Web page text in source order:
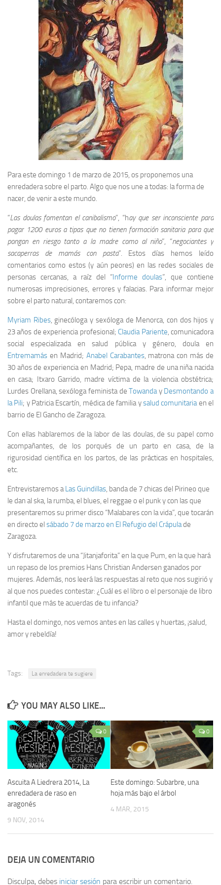
Para este domingo 1 de marzo de 2015, os proponemos una
enredadera sobre el parto. Algo que nos une a todas: la forma de
nacer, de venir a este mundo.
“Las doulas fomentan el canibalismo”, “hay que ser inconsciente para
pagar 1200 euros a tipas que no tienen formación sanitaria para que
pongan en riesgo tanto a la madre como al niño”, “negociantes y
sacaperras de mamás con pasta”. Estos días hemos leído
comentarios como estos (y aún peores) en las redes sociales de
personas cercanas, a raíz del “Informe doulas”, que contiene
numerosas imprecisiones, errores y falacias. Para informar mejor
sobre el parto natural, contaremos con:
Myriam Ribes, ginecóloga y sexóloga de Menorca, con dos hijos y
23 años de experiencia profesional; Claudia Pariente, comunicadora
social especializada en salud pública y género, doula en
Entremamás en Madrid; Anabel Carabantes, matrona con más de
30 años de experiencia en Madrid; Pepa, madre de una niña nacida
en casa; Itxaro Garrido, madre víctima de la violencia obstétrica;
Lurdes Orellana, sexóloga feminista deTowanday Desmontando a
la Pili; y Patricia Escartín, médica de familia ysalud comunitariaen el
barrio de El Gancho de Zaragoza.
Con ellas hablaremos de la labor de las doulas, de su papel como
acompañantes, de los porqués de un parto en casa, de la
rigurosidad científica en los partos, de las prácticas en hospitales,
etc.
Entrevistaremos aLas Guindillas, banda de 7 chicas del Pirineo que
le dan al ska, la rumba, el blues, el reggae o el punk y con las que
presentaremos su primer disco “Malabares con la vida”, que tocarán
en directo el sábado 7 de marzo en El Refugio del Crápulade
Zaragoza.
Y disfrutaremos de una “Jitanjaforita” en la que Pum, en la que hará
un repaso de los premios Hans Christian Andersen ganados por
mujeres. Además, nos leerá las respuestas al reto que nos sugirió y
al que nos puedes contestar: ¿Cuál es el libro o el personaje de libro
infantil que más te acuerdas de tu infancia?
Hasta el domingo, nos vemos antes en las calles y huertas, ¡salud,
amor y rebeldía!
Tags: La enredadera te sugiere
YOU MAY ALSO LIKE...
0
Ascuita A Liedrera 2014, La
enredadera de raso en
aragonés
9 NOV, 2014
0
Este domingo: Subarbre, una
hoja más bajo el árbol
4 MAR, 2015
DEJA UN COMENTARIO
Disculpa, debes iniciar sesión para escribir un comentario.